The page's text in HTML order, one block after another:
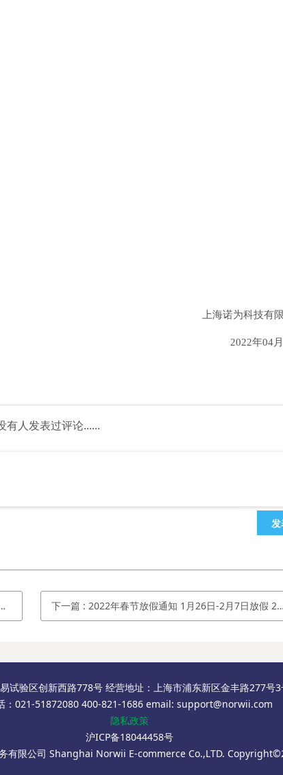
上海诺为科技有
2022年04
有人发表过评论......
下一篇 :2022年春节放假通知 1月26日-2月7日放假 2月8日上班
试验区创新西路778号 经营地址：上海市浦东新区金丰路277号
：021-51872080 400-821-1686 email: support@norwii.com
隐私政策
沪ICP备18044458号
有限公司 Shanghai Norwii E-commerce Co.,LTD.